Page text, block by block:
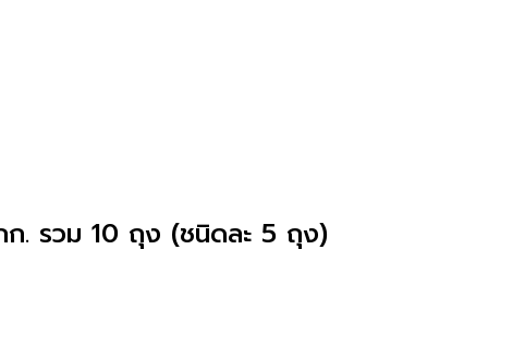
ก. รวม 10 ถุง (ชนิดละ 5 ถุง)